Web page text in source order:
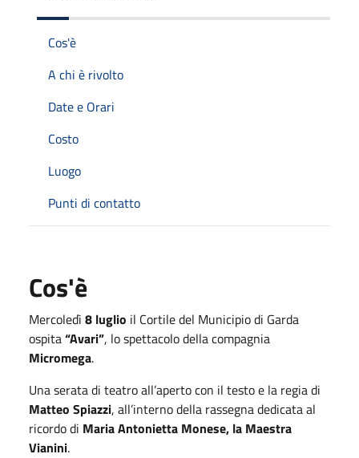
Cos'è
A chi è rivolto
Date e Orari
Costo
Luogo
Punti di contatto
Cos'è
Mercoledì 8 luglio il Cortile del Municipio di Garda
ospita“Avari”, lo spettacolo della compagnia
Micromega.
Una serata di teatro all’aperto con il testo e la regia di
Matteo Spiazzi, all’interno della rassegna dedicata al
ricordo di Maria Antonietta Monese, la Maestra
Vianini.